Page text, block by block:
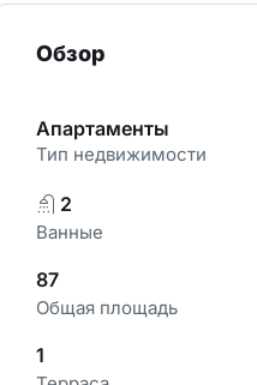
Обзор
Апартаменты
Тип недвижимости
2
Ванные
87
Общая площадь
1